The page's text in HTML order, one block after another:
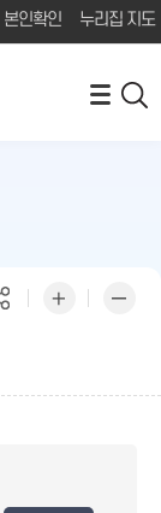
본인확인 누리집 지도